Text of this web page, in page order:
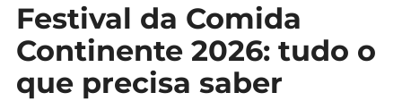
Carreira
Casa
Festival da Comida
Continente 2026: tudo o
que precisa saber